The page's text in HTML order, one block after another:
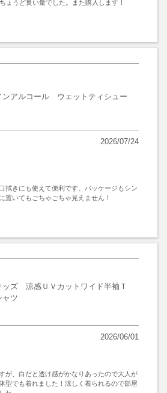
ょうど良い量でした。また購入します！
ンアルコール ウェットティシュー
2026/07/24
拭きにも使えて便利です。パッケージもシン
置いてもごちゃごちゃ見えません！
ッズ 涼感ＵＶカットワイド半袖Ｔ
ャツ
2026/06/01
が、白だと透け感がかなりあったので大人が
型でも着れました！涼しく着られるので部屋